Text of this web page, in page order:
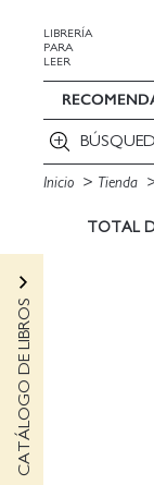
LIBRERÍA
PARA
LEER
Inicio Tienda
TOTAL
CATÁLOGO DE LIBROS